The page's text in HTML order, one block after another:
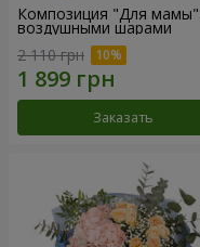
Композиция "Для мамы" с
воздушными шарами
2 110 грн
Заказать